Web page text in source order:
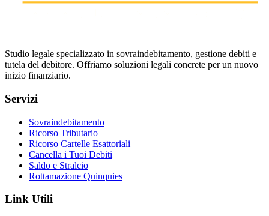
Studio legale specializzato in sovraindebitamento, gestione debiti e
tutela del debitore. Offriamo soluzioni legali concrete per un nuovo
inizio finanziario.
Servizi
Sovraindebitamento
Ricorso Tributario
Ricorso Cartelle Esattoriali
Cancella i Tuoi Debiti
Saldo e Stralcio
Rottamazione Quinquies
Link Utili